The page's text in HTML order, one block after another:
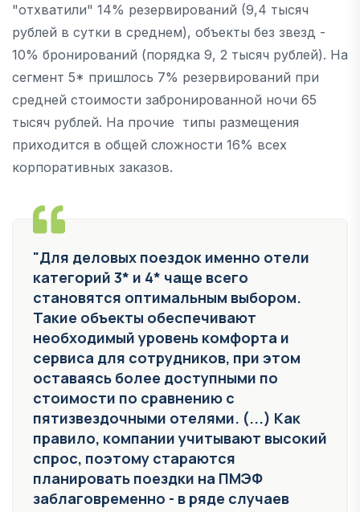
"отхватили" 14% резервирований (9,4 тысяч
рублей в сутки в среднем), объекты без звезд -
10% бронирований (порядка 9, 2 тысяч рублей). На
сегмент 5* пришлось 7% резервирований при
средней стоимости забронированной ночи 65
тысяч рублей. На прочие типы размещения
приходится в общей сложности 16% всех
корпоративных заказов.
"Для деловых поездок именно отели
категорий 3* и 4* чаще всего
становятся оптимальным выбором.
Такие объекты обеспечивают
необходимый уровень комфорта и
сервиса для сотрудников, при этом
оставаясь более доступными по
стоимости по сравнению с
пятизвездочными отелями. (...) Как
правило, компании учитывают высокий
спрос, поэтому стараются
планировать поездки на ПМЭФ
заблаговременно - в ряде случаев